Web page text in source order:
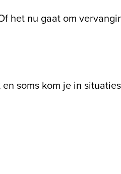
het nu gaat om
soms kom je in